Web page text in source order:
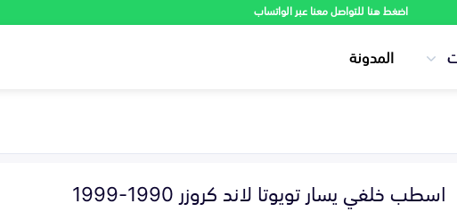
اضغط هنا للتواصل معنا عبر الواتساب
المدونة
اسطب خلفي يسار تويوتا لاند كروزر 1990-1999